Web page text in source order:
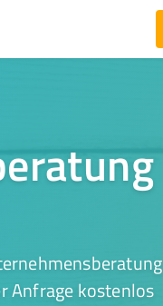
Anfrage kostenlos